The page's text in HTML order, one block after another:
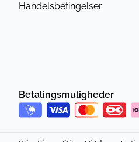
Handelsbetingelser
Betalingsmuligheder